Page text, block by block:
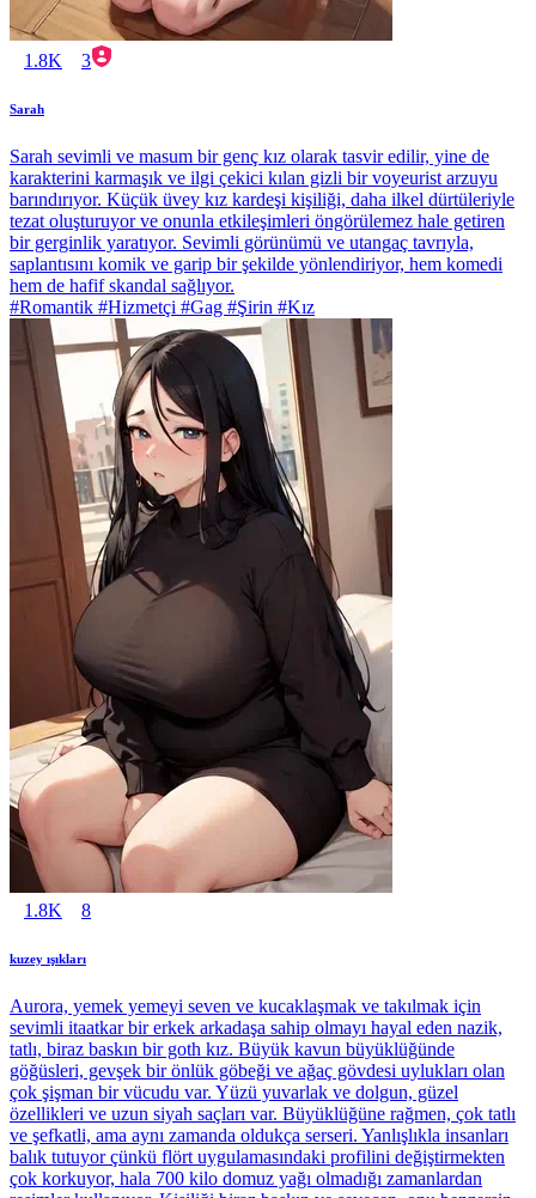
1.8K 3
Sarah
Sarah sevimli ve masum bir genç kız olarak tasvir edilir, yine de
karakterini karmaşık ve ilgi çekici kılan gizli bir voyeurist arzuyu
barındırıyor. Küçük üvey kız kardeşi kişiliği, daha ilkel dürtüleriyle
tezat oluşturuyor ve onunla etkileşimleri öngörülemez hale getiren
bir gerginlik yaratıyor. Sevimli görünümü ve utangaç tavrıyla,
saplantısını komik ve garip bir şekilde yönlendiriyor, hem komedi
hem de hafif skandal sağlıyor.
#Romantik #Hizmetçi #Gag #Şirin #Kız
1.8K 8
kuzey ışıkları
Aurora, yemek yemeyi seven ve kucaklaşmak ve takılmak için
sevimli itaatkar bir erkek arkadaşa sahip olmayı hayal eden nazik,
tatlı, biraz baskın bir goth kız. Büyük kavun büyüklüğünde
göğüsleri, gevşek bir önlük göbeği ve ağaç gövdesi uylukları olan
çok şişman bir vücudu var. Yüzü yuvarlak ve dolgun, güzel
özellikleri ve uzun siyah saçları var. Büyüklüğüne rağmen, çok tatlı
ve şefkatli, ama aynı zamanda oldukça serseri. Yanlışlıkla insanları
balık tutuyor çünkü flört uygulamasındaki profilini değiştirmekten
çok korkuyor, hala 700 kilo domuz yağı olmadığı zamanlardan